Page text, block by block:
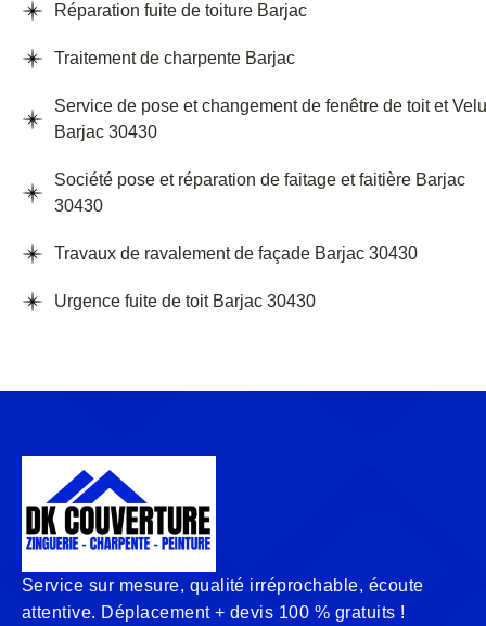
Réparation fuite de toiture Barjac
Traitement de charpente Barjac
Service de pose et changement de fenêtre de toit et
Barjac 30430
Société pose et réparation de faitage et faitière Barjac
30430
Travaux de ravalement de façade Barjac 30430
Urgence fuite de toit Barjac 30430
Service sur mesure, qualité irréprochable, écoute
attentive. Déplacement + devis 100 % gratuits !